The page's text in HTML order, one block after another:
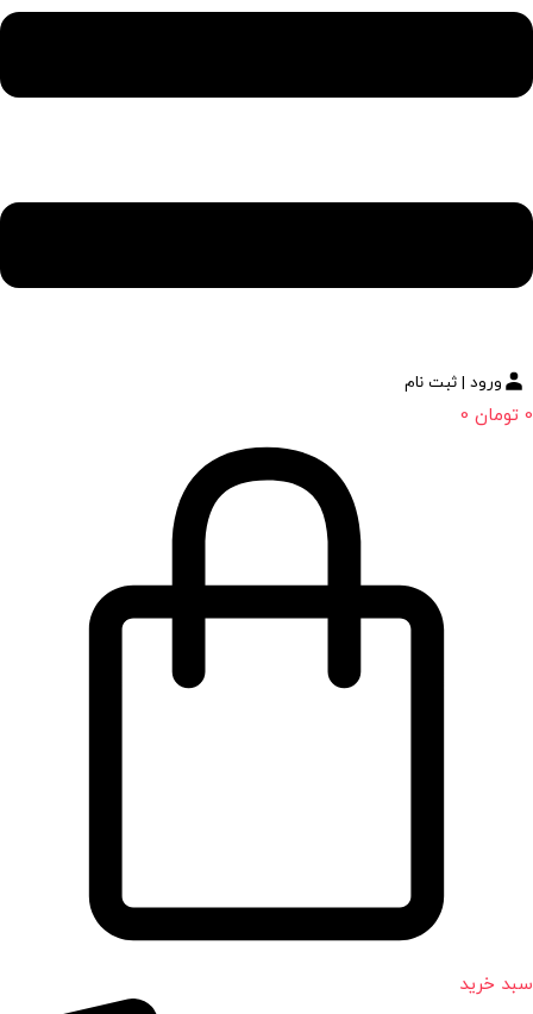
ورود | ثبت نام
0 تومان 0
سبد خرید